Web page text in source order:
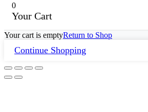
0
Your Cart
Your cart is emptyReturn to Shop
Continue Shopping